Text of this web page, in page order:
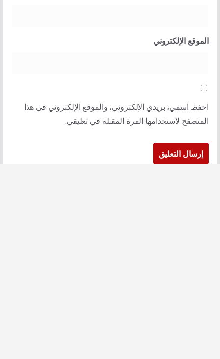
الموقع الإلكتروني
احفظ اسمي، بريدي الإلكتروني، والموقع الإلكتروني في هذا
المتصفح لاستخدامها المرة المقبلة في تعليقي.